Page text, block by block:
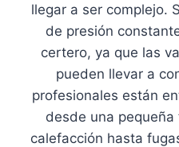
llegar a ser complejo.
de presión
certero, ya que las
pueden llevar a
profesionales están
desde una
calefacción hasta